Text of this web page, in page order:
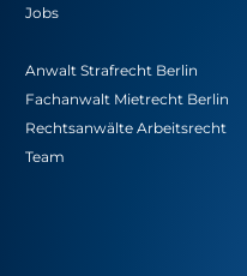
Jobs
Anwalt Strafrecht Berlin
Fachanwalt Mietrecht Berlin
Rechtsanwälte Arbeitsrecht
Team